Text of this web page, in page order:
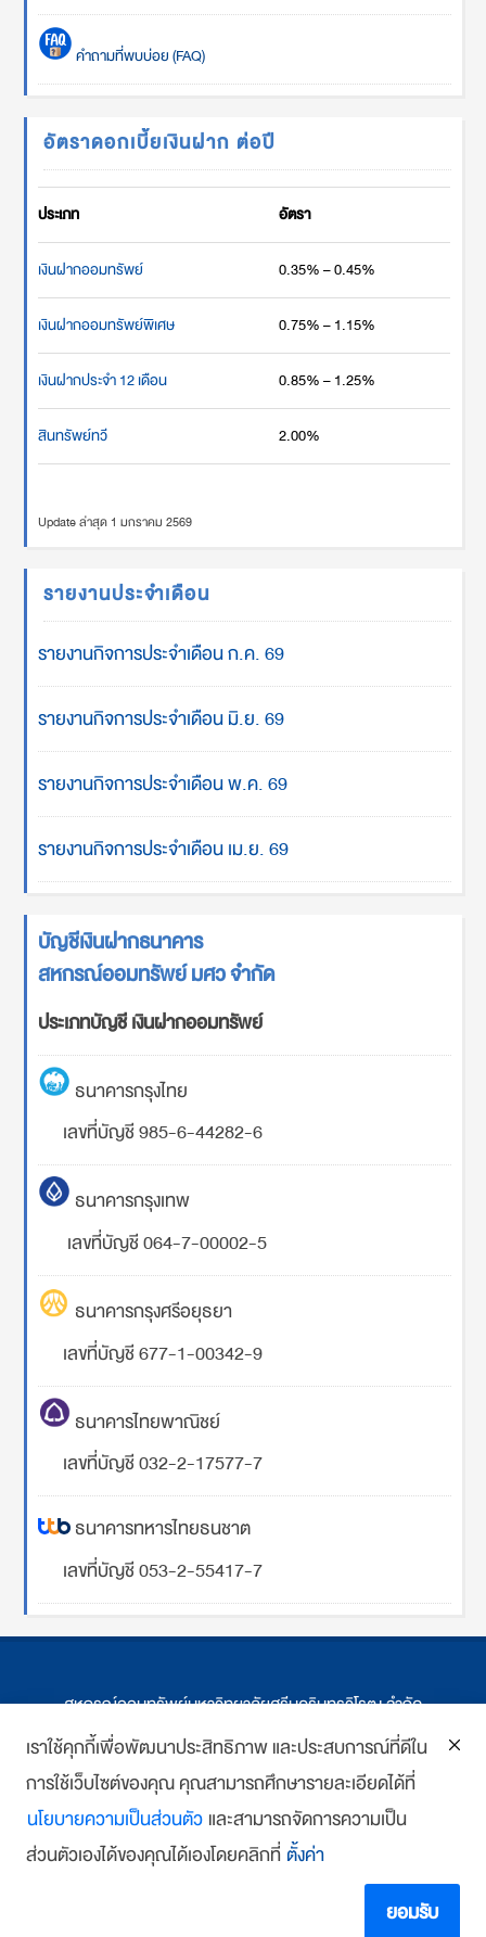
คำถามที่พบบ่อย (FAQ)
อัตราดอกเบี้ยเงินฝาก ต่อปี
ประเภท อัตรา
เงินฝากออมทรัพย์ 0.35% – 0.45%
เงินฝากออมทรัพย์พิเศษ 0.75% – 1.15%
เงินฝากประจำ 12 เดือน 0.85% – 1.25%
สินทรัพย์ทวี 2.00%
Update ล่าสุด 1 มกราคม 2569
รายงานประจำเดือน
รายงานกิจการประจำเดือน ก.ค. 69
รายงานกิจการประจำเดือน มิ.ย. 69
รายงานกิจการประจำเดือน พ.ค. 69
รายงานกิจการประจำเดือน เม.ย. 69
บัญชีเงินฝากธนาคาร
สหกรณ์ออมทรัพย์ มศว จำกัด
ประเภทบัญชี เงินฝากออมทรัพย์
ธนาคารกรุงไทย
เลขที่บัญชี 985-6-44282-6
ธนาคารกรุงเทพ
เลขที่บัญชี 064-7-00002-5
ธนาคารกรุงศรีอยุธยา
เลขที่บัญชี 677-1-00342-9
ธนาคารไทยพาณิชย์
เลขที่บัญชี 032-2-17577-7
ธนาคารทหารไทยธนชาต
เลขที่บัญชี 053-2-55417-7
สหกรณ์ออมทรัพย์มหาวิทยาลัยศรีนครินทรวิโรฒ จำกัด
ที่ตั้ง 114 ซ.สุขุมวิท 23 ถ.สุขุมวิท กรุงเทพฯ
โทร : 02-259-1474, 02-258-0227
โทรสาร: 02-261-5703
E-mail :we*******@*******co.th
บ้านเว็บไซต์
เราใช้คุกกี้เพื่อพัฒนาประสิทธิภาพ และประสบการณ์ที่ดีใน
การใช้เว็บไซต์ของคุณ คุณสามารถศึกษารายละเอียดได้ที่
นโยบายความเป็นส่วนตัว และสามารถจัดการความเป็น
ส่วนตัวเองได้ของคุณได้เองโดยคลิกที่ ตั้งค่า
ยอมรับ